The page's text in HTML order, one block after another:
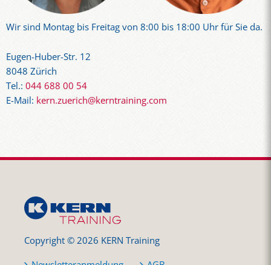
Wir sind Montag bis Freitag von 8:00 bis 18:00 Uhr für Sie da.
Eugen-Huber-Str. 12
8048 Zürich
Tel.: 044 688 00 54
E-Mail: kern.zuerich@kerntraining.com
Copyright © 2026 KERN Training